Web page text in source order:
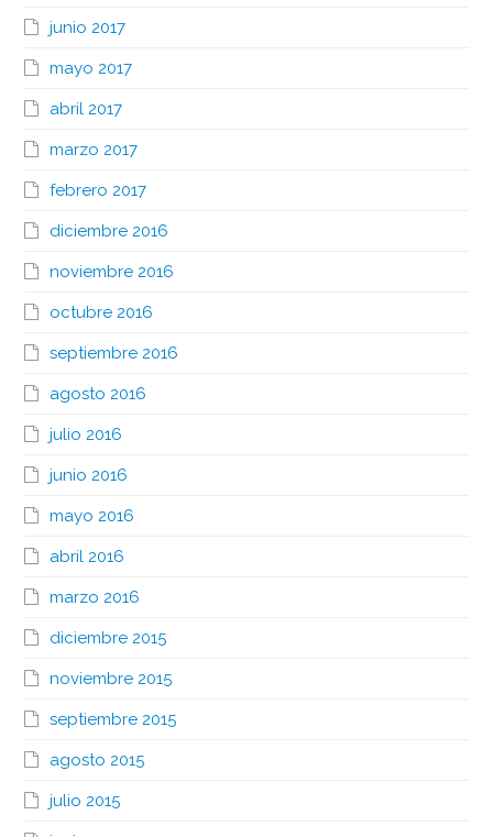
junio 2017
mayo 2017
abril 2017
marzo 2017
febrero 2017
diciembre 2016
noviembre 2016
octubre 2016
septiembre 2016
agosto 2016
julio 2016
junio 2016
mayo 2016
abril 2016
marzo 2016
diciembre 2015
noviembre 2015
septiembre 2015
agosto 2015
julio 2015